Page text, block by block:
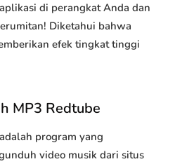
di perangkat Anda dan
Diketahui bahwa
efek tingkat tinggi
MP3 Redtube
program yang
video musik dari situs